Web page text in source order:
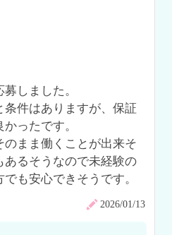
しました。
条件はありますが、保証
ったです。
まま働くことが出来そ
あるそうなので未経験の
2026/01/13